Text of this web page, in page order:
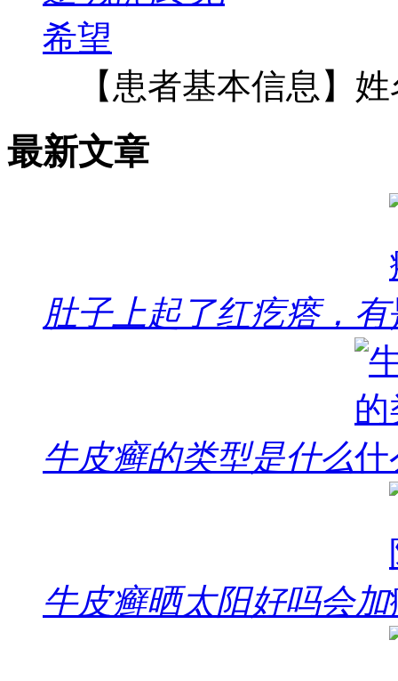
【患者基本信息】
最新文章
肚子上起了红疙瘩，有
牛皮癣的类型是什么
牛皮癣晒太阳好吗会加